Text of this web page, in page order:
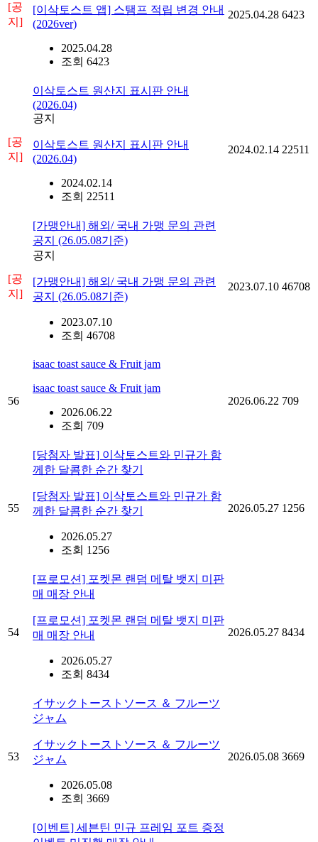
[공
지]
[이삭토스트 앱] 스탬프 적립 변경 안내
(2026ver)
2025.04.28
조회 6423
2025.04.28 6423
[공
지]
이삭토스트 원산지 표시판 안내
(2026.04)
공지
이삭토스트 원산지 표시판 안내
(2026.04)
2024.02.14
조회 22511
2024.02.14 22511
[공
지]
[가맹안내] 해외/ 국내 가맹 문의 관련
공지 (26.05.08기준)
공지
[가맹안내] 해외/ 국내 가맹 문의 관련
공지 (26.05.08기준)
2023.07.10
조회 46708
2023.07.10 46708
56
isaac toast sauce & Fruit jam
isaac toast sauce & Fruit jam
2026.06.22
조회 709
2026.06.22 709
55
[당첨자 발표] 이삭토스트와 민규가 함
께한 달콤한 순간 찾기
[당첨자 발표] 이삭토스트와 민규가 함
께한 달콤한 순간 찾기
2026.05.27
조회 1256
2026.05.27 1256
54
[프로모션] 포켓몬 랜덤 메탈 뱃지 미판
매 매장 안내
[프로모션] 포켓몬 랜덤 메탈 뱃지 미판
매 매장 안내
2026.05.27
조회 8434
2026.05.27 8434
53
イサックトーストソース ＆ フルーツ
ジャム
イサックトーストソース ＆ フルーツ
ジャム
2026.05.08
조회 3669
2026.05.08 3669
[이벤트] 세븐틴 민규 프레임 포트 증정